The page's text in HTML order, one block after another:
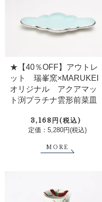
★【40％OFF】アウトレ
ット 瑞峯窯×MARUKEI
オリジナル アクアマッ
ト渕プラチナ雲形前菜皿
3,168円(税込)
定価：5,280円(税込)
MORE